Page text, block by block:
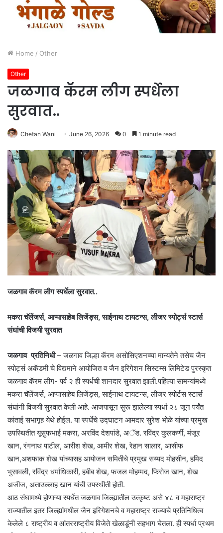
Home / Other
Other
जळगाव कॅरम लीग स्पर्धेला
सुरवात..
Chetan Wani June 26, 2026 0 1 minute read
जळगाव कॅरम लीग स्पर्धेला सुरवात..
मकरा चॅलेंजर्स, आप्पासाहेब लिजेंड्स, साईनाथ टायटन्स, लीजर स्पोर्ट्स स्टार्स
संघांची विजयी सुरवात
जळगाव प्रतिनिधी– जळगाव जिल्हा कॅरम असोसिएशनच्या मान्यतेने तसेच जैन
स्पोर्ट्स अकॅडमी चे विद्यमाने आयोजित व जैन इरिगेशन सिस्टम्स लिमिटेड पुरस्कृत
जळगाव कॅरम लीग- पर्व २ ही स्पर्धची शानदार सुरवात झाली.पहिल्या सामन्यांमध्ये
मकरा चॅलेंजर्स, आप्पासाहेब लिजेंड्स, साईनाथ टायटन्स, लीजर स्पोर्टस स्टार्स
संघांनी विजयी सुरवात केली आहे. आजपासून सुरू झालेल्या स्पर्धा २८ जून पर्यंत
कांताई सभागृह येथे होईल. या स्पर्धेचे उद्घाटन आमदार सुरेश भोळे यांच्या प्रमुख
उपस्थितीत यूसुफभाई मकरा, अरविंद देशपांडे, अॅड. रविंद्र कुलकर्णी, मंजूर
खान, रंगनाथ पाटील, आरीश शेख, आमीर शेख, रेहान सालार, आसीफ
खान,अशफाक शेख यांच्यासह आयोजन समितीचे प्रमुख सय्यद मोहसीन, हमिद
भुसावली, रविंद्र धर्माधिकारी, हबीब शेख, फजल मोहम्मद, फिरोज खान, शेख
अजीज, अताउल्लाह खान यांची उपस्थीती होती.
आठ संघामध्ये होणाऱ्या स्पर्धेत जळगाव जिल्ह्यातील उत्कृष्ट असे ४८ व महाराष्ट्र
राज्यातील इतर जिल्ह्यांमधील जैन इरिगेशनचे व महाराष्ट्र राज्याचे प्रतिनिधित्व
केलेले ८ राष्ट्रीय व आंतरराष्ट्रीय विजेते खेळाडूंनी सहभाग घेतला. ही स्पर्धा प्रथम